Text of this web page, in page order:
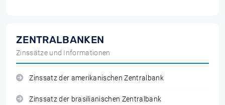
ZENTRALBANKEN
Zinssätze und Informationen
Zinssatz der amerikanischen Zentralbank
Zinssatz der brasilianischen Zentralbank